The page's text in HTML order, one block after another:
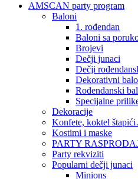
AMSCAN party program
Baloni
1. rođendan
Baloni sa
Brojevi
Dečji junaci
Dečji
Dekorativni
Rođendanski
Specijalne
Dekoracije
Konfete, koktel
Kostimi i maske
PARTY
Party rekviziti
Popularni dečji junaci
Minions